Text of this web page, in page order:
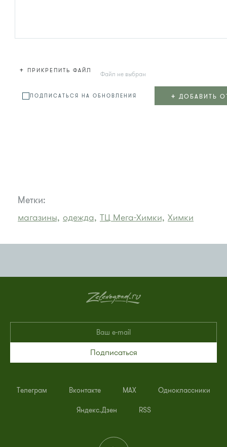
+ ПРИКРЕПИТЬ ФАЙЛ Файл не выбран
ПОДПИСАТЬСЯ НА ОБНОВЛЕНИЯ + ДОБАВИТЬ
Метки:
магазины, одежда, ТЦ Мега-Химки, Химки
Подписаться
Телеграм Вконтакте MAX Одноклассники
Яндекс.Дзен RSS